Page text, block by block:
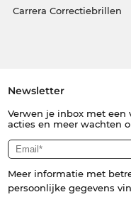
Carrera Correctiebrillen
Newsletter
Verwen je inbox met een
acties en meer wachten
Meer informatie met
persoonlijke gegevens